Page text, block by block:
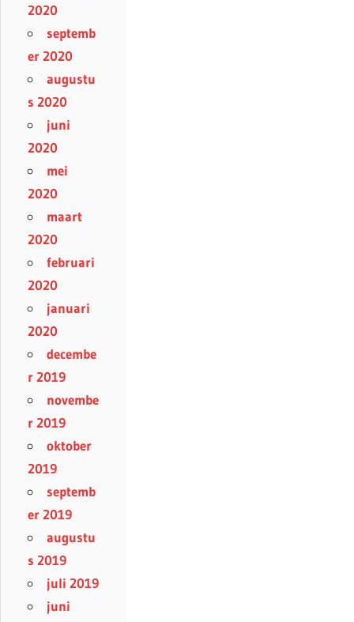
2020
septemb
er 2020
augustu
s 2020
juni
2020
mei
2020
maart
2020
februari
2020
januari
2020
decembe
r 2019
novembe
r 2019
oktober
2019
septemb
er 2019
augustu
s 2019
juli 2019
juni